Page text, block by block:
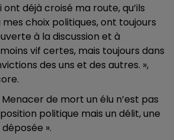
ont déjà croisé ma route, qu’ils
choix politiques, ont toujours
à la discussion et à
vif certes, mais toujours dans
des uns et des autres. »,
Menacer de mort un élu n’est pas
position politique mais un délit, une
».